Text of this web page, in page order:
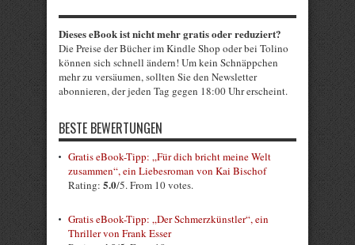
Dieses eBook ist nicht mehr gratis oder reduziert?
Die Preise der Bücher im Kindle Shop oder bei Tolino
können sich schnell ändern! Um kein Schnäppchen
mehr zu versäumen, sollten Sie den Newsletter
abonnieren, der jeden Tag gegen 18:00 Uhr erscheint.
BESTE BEWERTUNGEN
Gratis eBook-Tipp: „Für dich bricht meine Welt
zusammen“, ein Liebesroman von Kai Bischof
Rating: 5.0/5. From 10 votes.
Gratis eBook-Tipp: „Der Schmerzkünstler“, ein
Thriller von Frank Esser